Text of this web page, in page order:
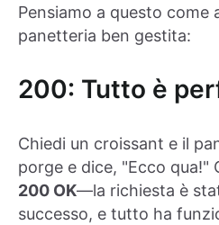
Pensiamo a questo come
panetteria ben gestita:
200: Tutto è
Chiedi un croissant e il
porge e dice, "Ecco qua!"
200 OK—la richiesta è
successo, e tutto ha